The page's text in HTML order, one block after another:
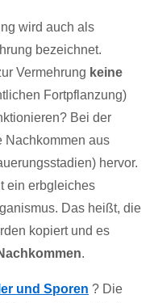
wird auch als
bezeichnet.
Vermehrung keine
Fortpflanzung)
Bei der
Nachkommen aus
hervor.
ein erbgleiches
Das heißt, die
kopiert und es
.
und Sporen ? Die